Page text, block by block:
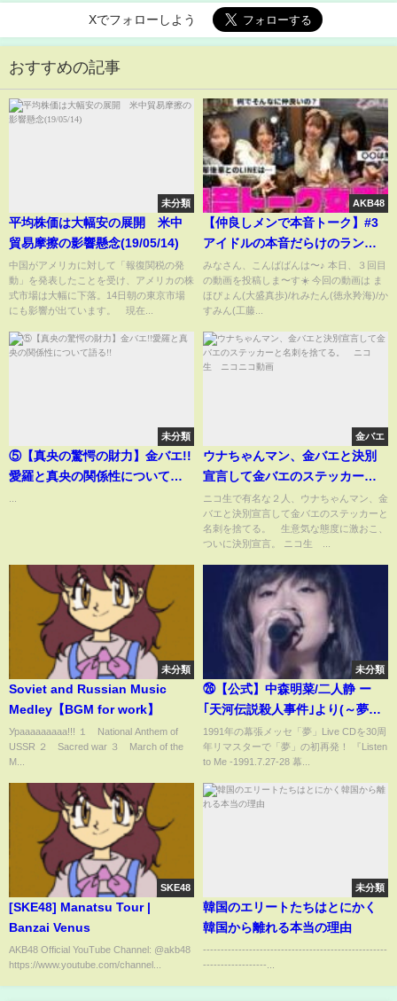
Xでフォローしよう
おすすめの記事
未分類
平均株価は大幅安の展開 米中
貿易摩擦の影響懸念(19/05/14)
中国がアメリカに対して「報復関税の発
動」を発表したことを受け、アメリカの株
式市場は大幅に下落。14日朝の東京市場
にも影響が出ています。 現在...
AKB48
【仲良しメンで本音トーク】#3
アイドルの本音だらけのランチ
女子会
みなさん、こんばばんは〜♪ 本日、３回目
の動画を投稿しま〜す☀️ 今回の動画は ま
ほぴょん(大盛真歩)/れみたん(徳永羚海)/か
すみん(工藤...
未分類
⑤【真央の驚愕の財力】金バエ!!
愛羅と真央の関係性について語
金バエ
ウナちゃんマン、金バエと決別
宣言して金バエのステッカーと
名刺を捨てる。 ニコ生 ニコ
ニコ動画
ニコ生で有名な２人、ウナちゃんマン、金
バエと決別宣言して金バエのステッカーと
名刺を捨てる。 生意気な態度に激おこ、
ついに決別宣言。 ニコ生 ...
未分類
Soviet and Russian Music
Medley【BGM for work】
Урааааааааа!!! １ National Anthem of
USSR ２ Sacred war ３ March of the
M...
未分類
㉖【公式】中森明菜/二人静 ー
｢天河伝説殺人事件｣より(～夢
～'91 Akina Nakamori Special
Live at幕張メッセ,1991.7.28 &
1991年の幕張メッセ「夢」Live CDを30周
年リマスターで「夢」の初再発！ 『Listen
to Me -1991.7.27-28 幕...
SKE48
[SKE48] Manatsu Tour |
Banzai Venus
AKB48 Official YouTube Channel: @akb48
https://www.youtube.com/channel...
未分類
韓国のエリートたちはとにかく
韓国から離れる本当の理由
----------------------------------------------------
------------------...